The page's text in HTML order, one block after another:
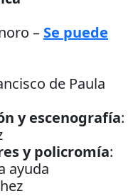
– Se puede
de Paula
y escenografía:
y policromía:
ayuda